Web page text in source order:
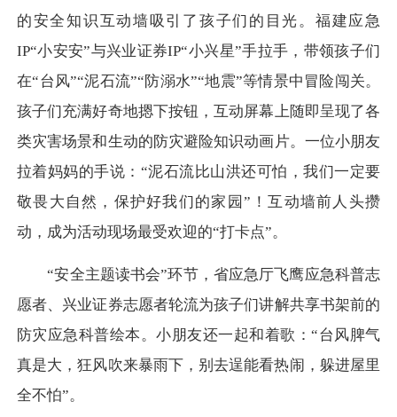
的安全知识互动墙吸引了孩子们的目光。福建应急
IP“小安安”与兴业证券IP“小兴星”手拉手，带领孩子们
在“台风”“泥石流”“防溺水”“地震”等情景中冒险闯关。
孩子们充满好奇地摁下按钮，互动屏幕上 随即呈现了各
类灾害场景和生动的防灾避险知识动画片。一位小朋友
拉着妈妈的手说： “泥石流比山洪还可怕，我们一定要
敬畏大自然，保护好我们的家园 ” ！互动墙前 人头攒
动， 成为活动现场最受欢迎的“打卡点”。
“安全主题读书会”环节， 省应急厅飞鹰应急科普志
愿者、 兴业证券志愿者轮流为孩子们讲解共享书架前的
防灾应急科普绘本。小朋友还一起和着歌 ：“台风脾气
真是大，狂风吹来暴雨下，别去逞能看热闹，躲进屋里
全不怕”。